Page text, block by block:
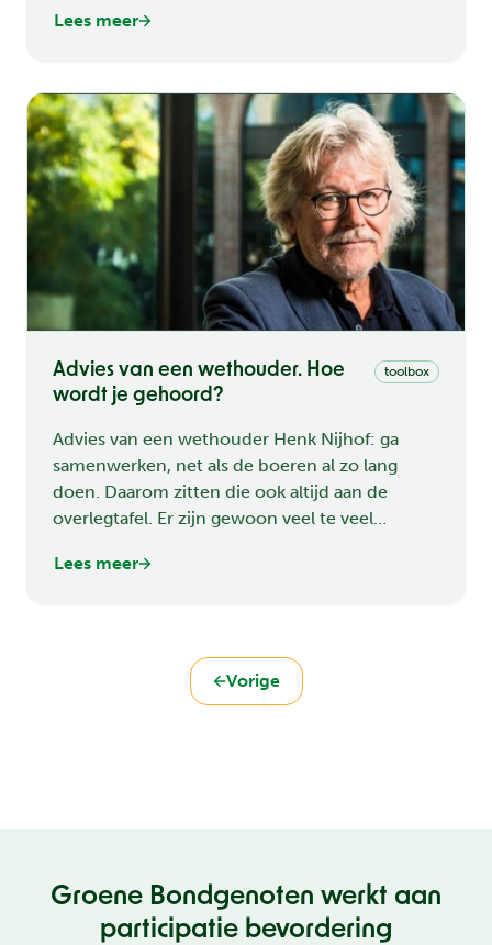
effect op de meest kwetsbare natuur te
Lees meer
toolbox
Advies van een wethouder. Hoe
wordt je gehoord?
Advies van een wethouder Henk Nijhof: ga
samenwerken, net als de boeren al zo lang
doen. Daarom zitten die ook altijd aan de
overlegtafel. Er zijn gewoon veel te veel
natuurbelangen. Welke adviezen heeft Henk
Lees meer
Vorige
Groene Bondgenoten werkt aan
participatie bevordering